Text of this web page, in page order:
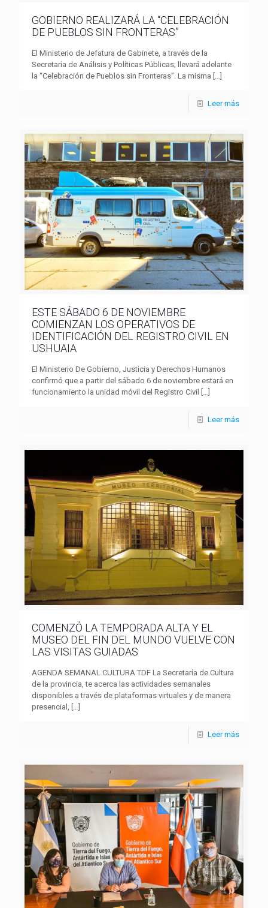
GOBIERNO REALIZARÁ LA “CELEBRACIÓN
DE PUEBLOS SIN FRONTERAS”
El Ministerio de Jefatura de Gabinete, a través de la
Secretaría de Análisis y Políticas Públicas; llevará adelante
la “Celebración de Pueblos sin Fronteras”. La misma […]
Leer más
ESTE SÁBADO 6 DE NOVIEMBRE
COMIENZAN LOS OPERATIVOS DE
IDENTIFICACIÓN DEL REGISTRO CIVIL EN
USHUAIA
El Ministerio De Gobierno, Justicia y Derechos Humanos
confirmó que a partir del sábado 6 de noviembre estará en
funcionamiento la unidad móvil del Registro Civil
Leer más
COMENZÓ LA TEMPORADA ALTA Y EL
MUSEO DEL FIN DEL MUNDO VUELVE CON
LAS VISITAS GUIADAS
AGENDA SEMANAL CULTURA TDF La Secretaría de Cultura
de la provincia, te acerca las actividades semanales
disponibles a través de plataformas virtuales y de manera
presencial, […]
Leer más